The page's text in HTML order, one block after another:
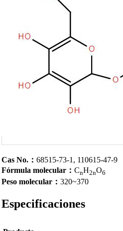
Inicio
Acerca
Productos
Cas No.：68515-73-1, 110615-47-9
Fórmula molecular：CnH2nO6
Peso molecular：320~370
Especificaciones